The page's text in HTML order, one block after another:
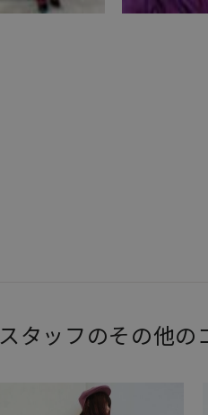
スタッフのその他の